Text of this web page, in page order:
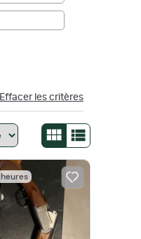
Effacer les critères